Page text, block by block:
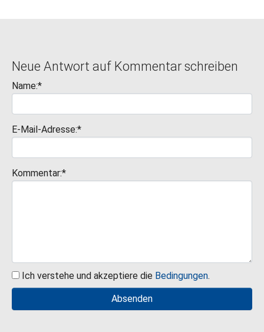
Neue Antwort auf Kommentar schreiben
Name:*
E-Mail-Adresse:*
Kommentar:*
Ich verstehe und akzeptiere die Bedingungen.